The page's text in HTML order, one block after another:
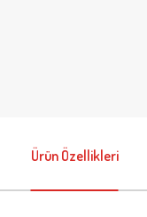
Ürün Özellikleri